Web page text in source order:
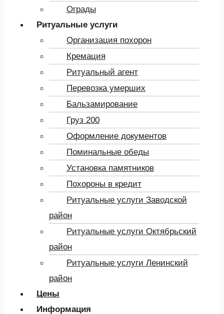
Ограды
Ритуальные услуги
Организация похорон
Кремация
Ритуальный агент
Перевозка умерших
Бальзамирование
Груз 200
Оформление документов
Поминальные обеды
Установка памятников
Похороны в кредит
Ритуальные услуги Заводской
район
Ритуальные услуги Октябрьский
район
Ритуальные услуги Ленинский
район
Цены
Информация